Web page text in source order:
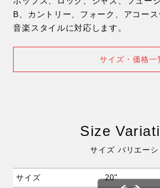
B、カントリー、フォーク、アコー
音楽スタイルに対応します。
サイズ・価格一
Size
サイズ バリエーシ
サイズ 20"